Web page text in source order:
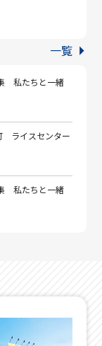
私たちと一緒
ライスセンター
私たちと一緒
一覧